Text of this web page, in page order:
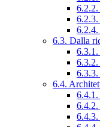
6.2.3.
6.3. Dalla
6.3.1.
6.3.2.
6.4.
6.4.1.
6.4.2.